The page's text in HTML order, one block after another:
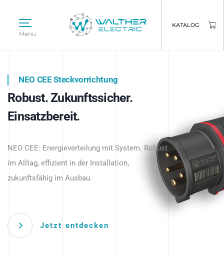
Menü
KATALOG
Intelligente Stromverteilung
beginnt hier.
NEO CEE Steckvorrichtung
Robust. Zukunftssicher.
Einsatzbereit.
NEO CEE: Energieverteilung mit System. Robust
im Alltag, effizient in der Installation,
zukunftsfähig im Ausbau.
Jetzt entdecken
Intelligenz trifft Energie.
Anwendungen – robust, IP-geschützt und
zukunftsfähig.